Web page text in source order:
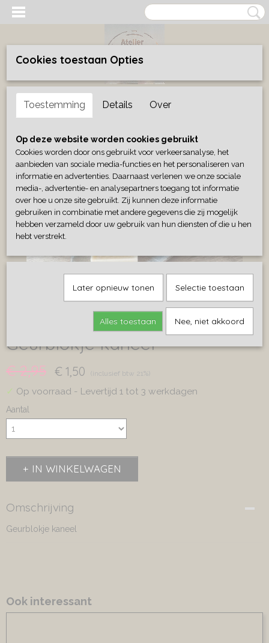
Inloggen Registreren
Home >Wonen>Geurblokjes/wierook>Geurblokje kaneel
Geurblokje kaneel
€ 2,95 € 1,50 (inclusief btw 21%)
✓ Op voorraad - Levertijd 1 tot 3 werkdagen
Aantal
IN WINKELWAGEN
Omschrijving
Geurblokje kaneel
Ook interessant
Cookies toestaan Opties
Toestemming Details Over
Op deze website worden cookies gebruikt
Cookies worden door ons gebruikt voor verkeersanalyse, het
aanbieden van sociale media-functies en het personaliseren van
informatie en advertenties. Daarnaast verlenen we onze sociale
media-, advertentie- en analysepartners toegang tot informatie
over hoe u onze site gebruikt. Zij kunnen deze informatie
gebruiken in combinatie met andere gegevens die zij mogelijk
hebben verzameld door uw gebruik van hun diensten of die u hen
hebt verstrekt.
Later opnieuw tonen Selectie toestaan
Alles toestaan Nee, niet akkoord